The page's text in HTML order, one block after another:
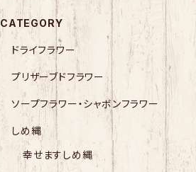
CATEGORY
ドライフラワー
プリザーブドフラワー
ソープフラワー・シャボンフラワー
しめ縄
幸せますしめ縄